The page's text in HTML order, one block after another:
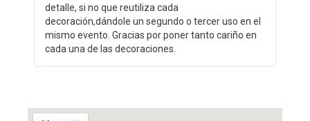
detalle, si no que reutiliza cada
decoración,dándole un segundo o tercer uso en el
mismo evento. Gracias por poner tanto cariño en
cada una de las decoraciones.